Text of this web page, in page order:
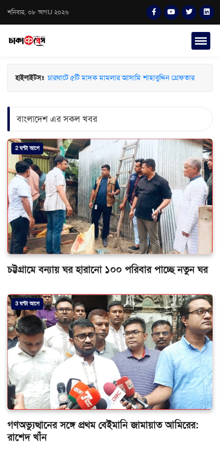
শনিবার, ০৮ আগU ২০২৬
হাইলাইটসঃ চারঘাটে ৫টি মাদক মামলার আসামি শাহাবুদ্দিন গ্রেফতার
বাংলাদেশ এর সকল খবর
2 ঘন্টা আগে
চট্টগ্রামে বন্যায় ঘর হারানো ১০০ পরিবার পাচ্ছে নতুন ঘর
3 ঘন্টা আগে
গণঅভ্যুত্থানের সঙ্গে প্রথম বেইমানি জামায়াত আমিরের:
রাশেদ খাঁন